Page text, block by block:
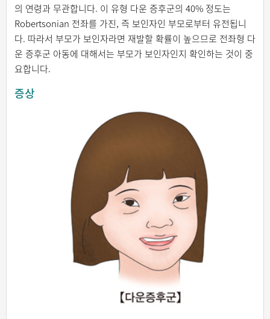
의 연령과 무관합니다. 이 유형 다운 증후군의 40% 정도는
Robertsonian 전좌를 가진, 즉 보인자인 부모로부터 유전됩니
다. 따라서 부모가 보인자라면 재발할 확률이 높으므로 전좌형 다
운 증후군 아동에 대해서는 부모가 보인자인지 확인하는 것이 중
요합니다.
증상